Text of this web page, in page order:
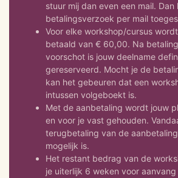
stuur mij dan even een mail. Dan
betalingsverzoek per mail
Voor elke workshop/cursus
betaald van € 60,00. Na
voorschot is jouw deelname
gereserveerd. Mocht je de
kan het gebeuren dat een
intussen volgeboekt is.
Met de aanbetaling wordt jouw
en voor je vast gehouden.
terugbetaling van de
mogelijk is.
Het restant bedrag van de
je uiterlijk 6 weken voor